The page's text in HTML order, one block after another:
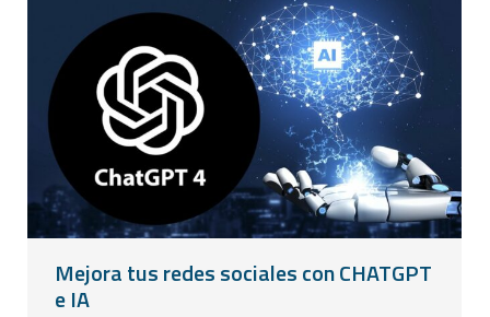
Mejora tus redes sociales con CHATGPT
e IA